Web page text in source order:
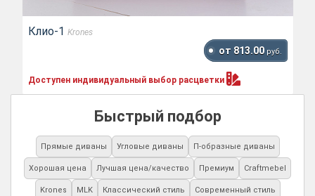
Клио-1 Krones
от 813.00 руб.
Доступен индивидуальный выбор расцветки
Быстрый подбор
Прямые диваны Угловые диваны П-образные диваны
Хорошая цена Лучшая цена/качество Премиум Craftmebel
Krones MLK Классический стиль Современный стиль